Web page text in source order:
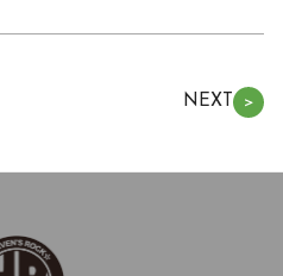
NEXT ＞